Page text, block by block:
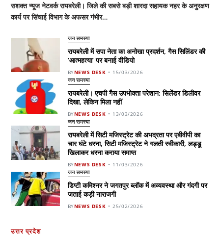
सशक्त न्यूज नेटवर्क रायबरेली। जिले की सबसे बड़ी शारदा सहायक नहर के अनुरक्षण
कार्य पर सिंचाई विभाग के अफसर गंभीर…
जन समस्या
रायबरेली में सपा नेता का अनोखा प्रदर्शन, गैस सिलिंडर की
‘आत्महत्या’ पर बनाई वीडियो
BYNEWS DESK 15/03/2026
जन समस्या
रायबरेली। एचपी गैस उपभोक्ता परेशान: सिलेंडर डिलीवर
दिखा, लेकिन मिला नहीं
BYNEWS DESK 13/03/2026
जन समस्या
रायबरेली में सिटी मजिस्ट्रेट की अभद्रता पर एबीवीपी का
चार घंटे धरना, सिटी मजिस्ट्रेट ने गलती स्वीकारी, लड्डू
खिलाकर धरना कराया समाप्त
BYNEWS DESK 11/03/2026
जन समस्या
डिप्टी कमिश्नर ने जगतपुर ब्लॉक में अव्यवस्था और गंदगी पर
जताई कड़ी नाराजगी
BYNEWS DESK 25/02/2026
उत्तर प्रदेश